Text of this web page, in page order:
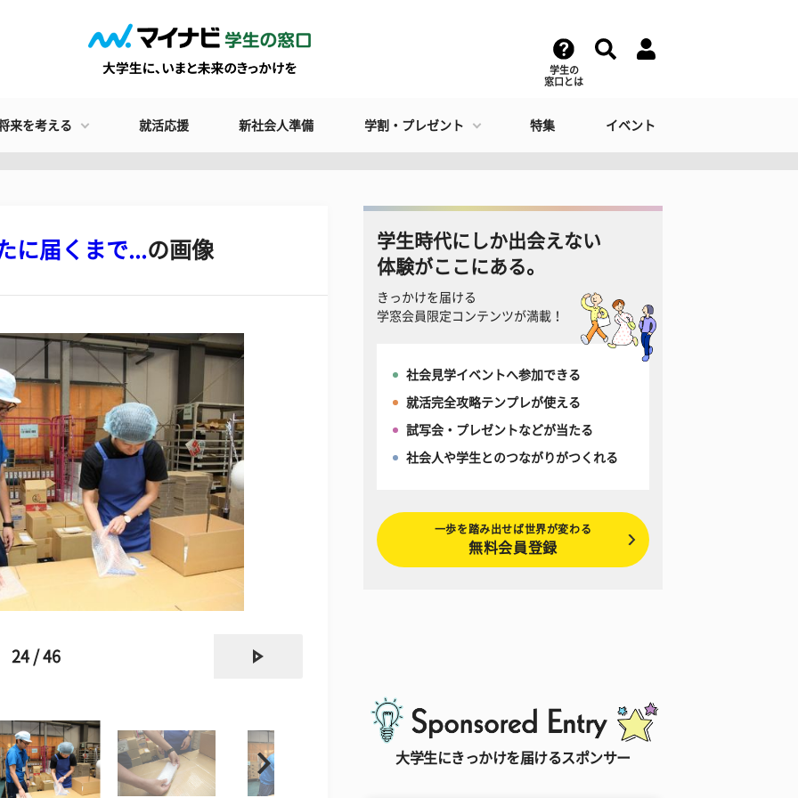
学生の
窓口とは
来を考える 就活応援 新社会人準備 学割・プレゼント 特集 イベント
に届くまで...の画像
24 / 46
学生時代にしか出会えない
体験がここにある。
きっかけを届ける
学窓会員限定コンテンツが満載！
社会見学イベントへ参加できる
就活完全攻略テンプレが使える
試写会・プレゼントなどが当たる
社会人や学生とのつながりがつくれる
一歩を踏み出せば世界が変わる
無料会員登録
大学生にきっかけを届けるスポンサー